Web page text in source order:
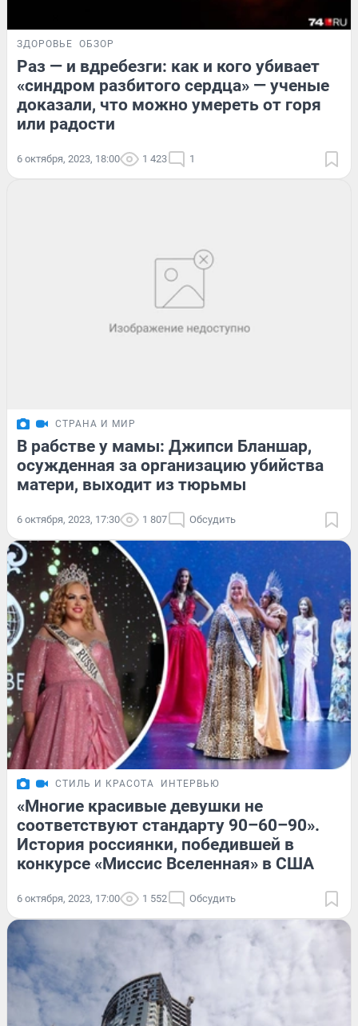
ЗДОРОВЬЕ ОБЗОР
Раз — и вдребезги: как и кого убивает
«синдром разбитого сердца» — ученые
доказали, что можно умереть от горя
или радости
6 октября, 2023, 18:00 1 423 1
СТРАНА И МИР
В рабстве у мамы: Джипси Бланшар,
осужденная за организацию убийства
матери, выходит из тюрьмы
6 октября, 2023, 17:30 1 807 Обсудить
СТИЛЬ И КРАСОТА ИНТЕРВЬЮ
«Многие красивые девушки не
соответствуют стандарту 90–60–90».
История россиянки, победившей в
конкурсе «Миссис Вселенная» в США
6 октября, 2023, 17:00 1 552 Обсудить